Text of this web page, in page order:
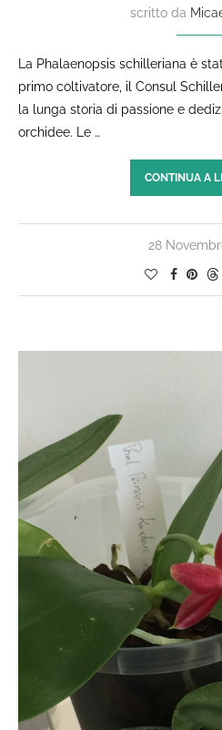
scritto da
La Phalaenopsis schilleriana è
primo coltivatore, il Consul
la lunga storia di passione e
orchidee. Le …
CONTINUA A
28